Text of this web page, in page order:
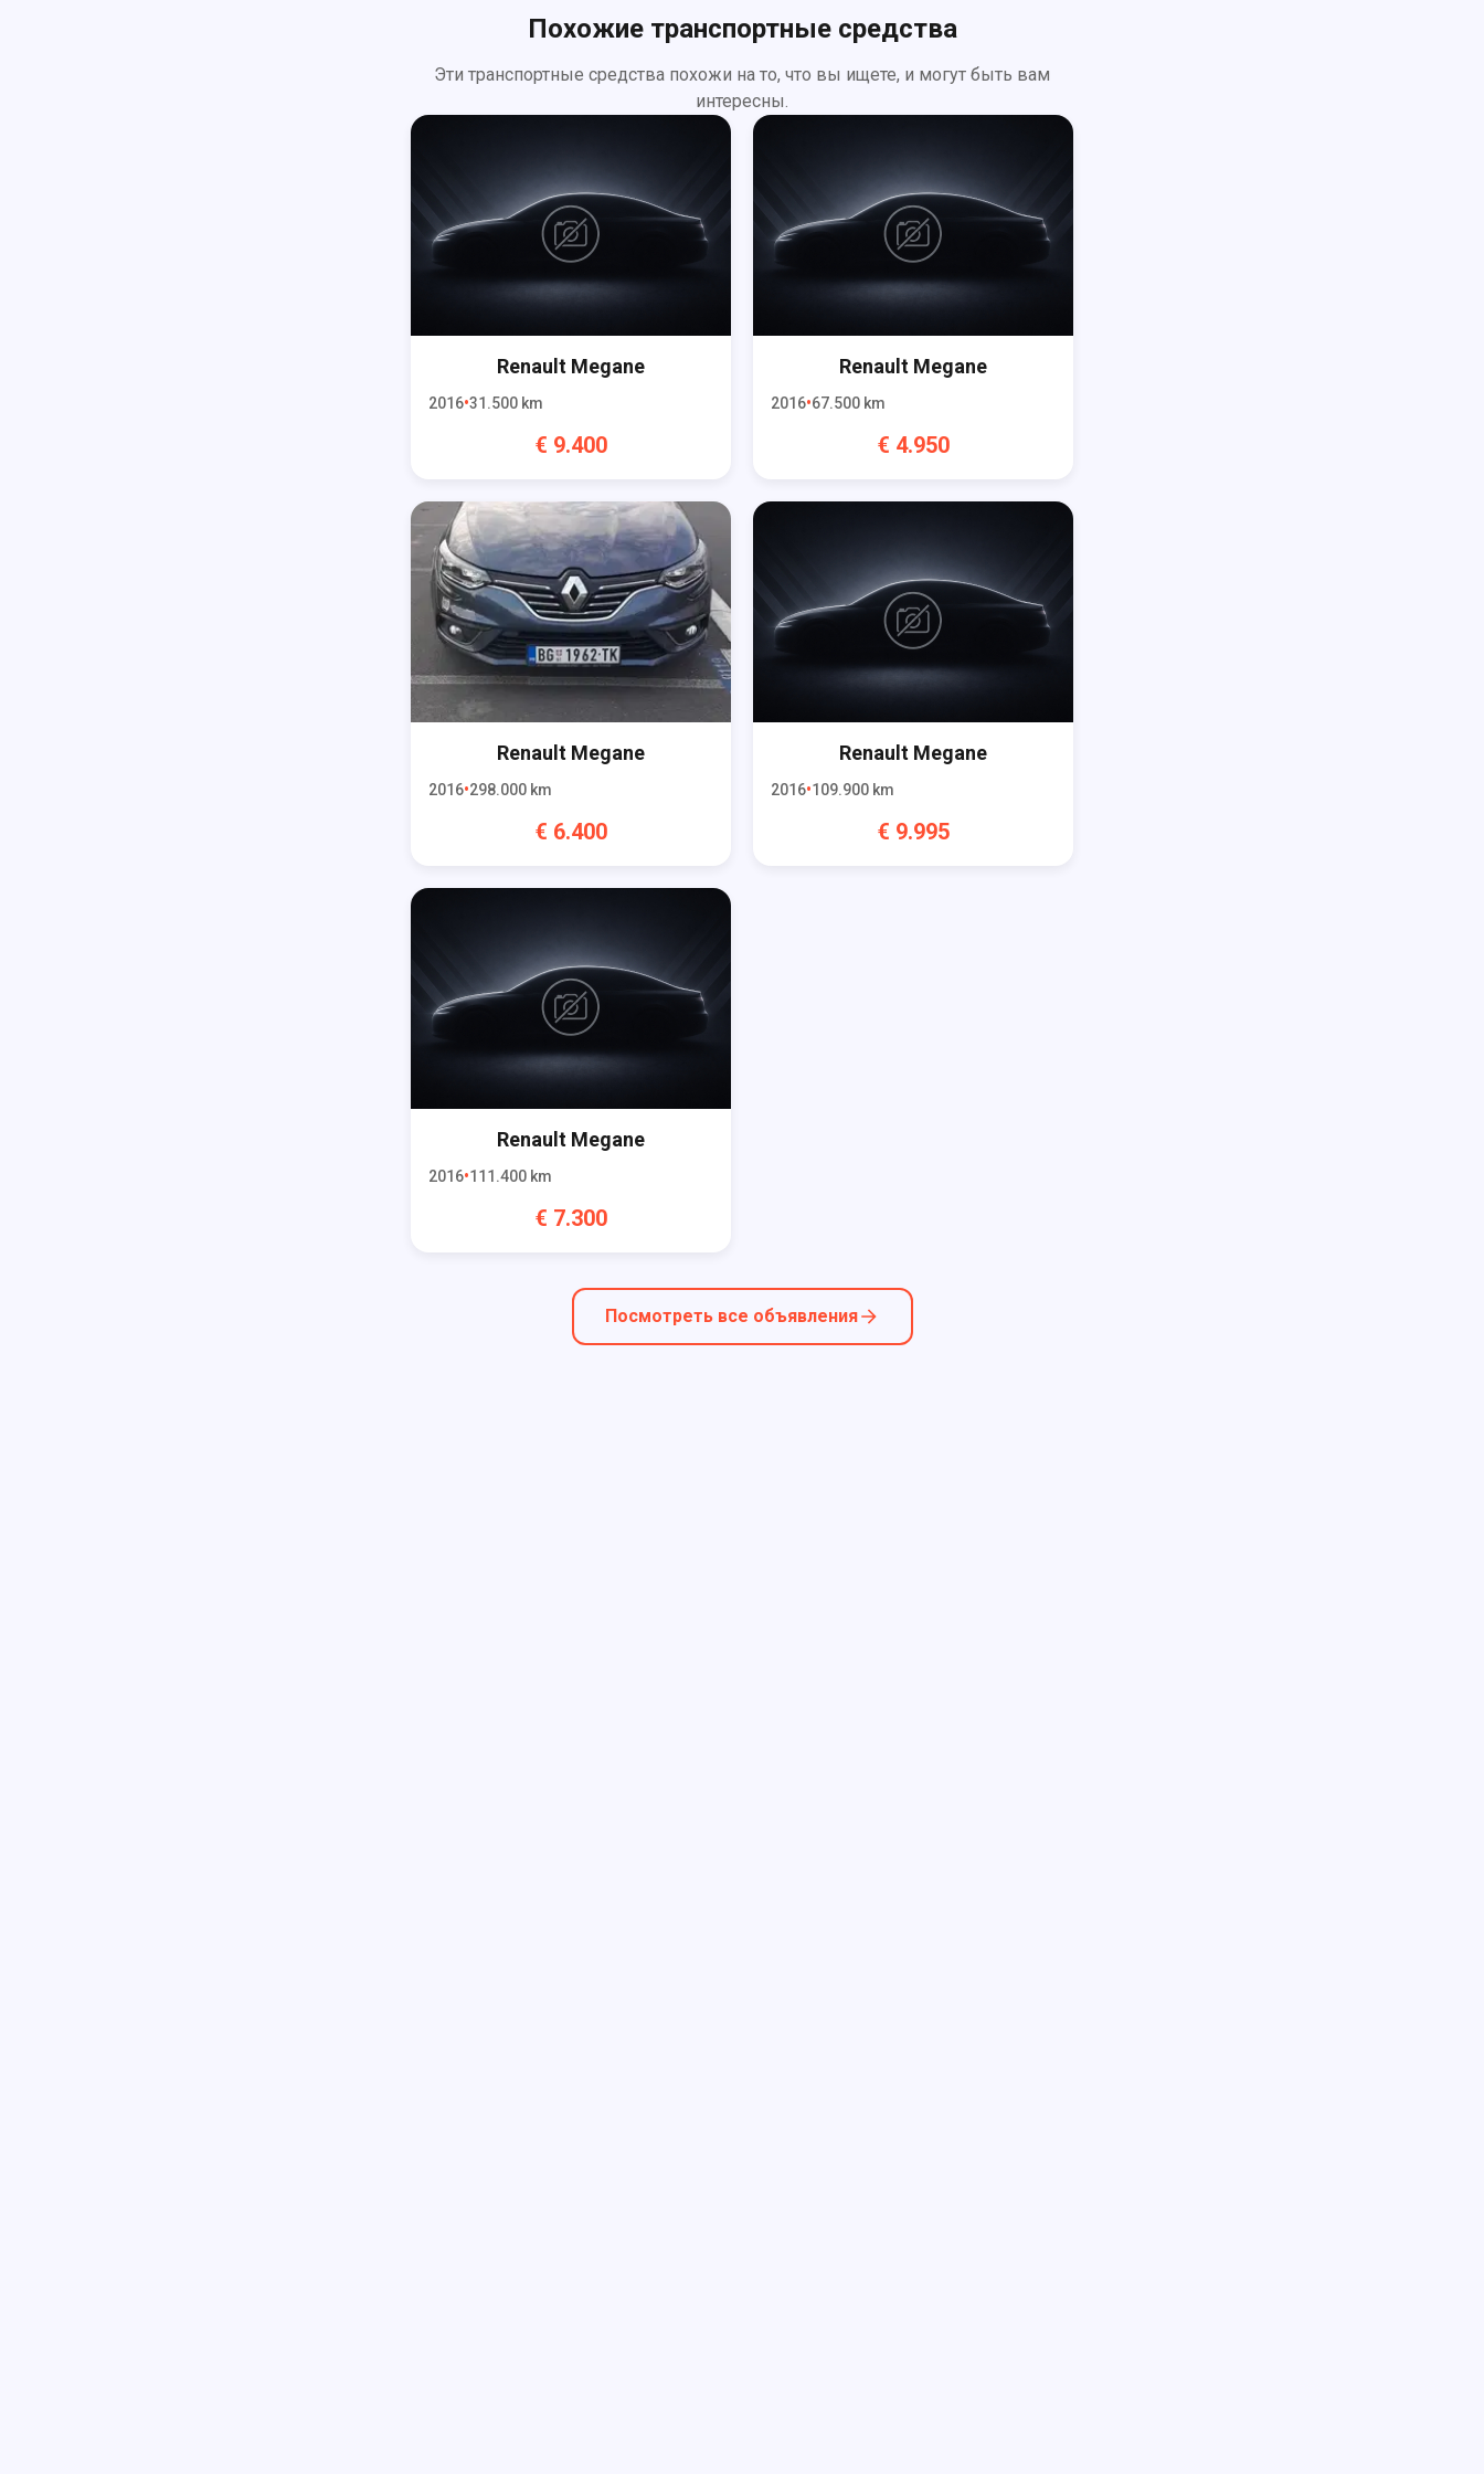
Похожие транспортные средства
Эти транспортные средства похожи на то, что вы ищете, и могут быть вам
интересны.
Renault Megane
2016 31.500 km
€ 9.400
Renault Megane
2016 67.500 km
€ 4.950
Renault Megane
2016 298.000 km
€ 6.400
Renault Megane
2016 109.900 km
€ 9.995
Renault Megane
2016 111.400 km
€ 7.300
Посмотреть все объявления